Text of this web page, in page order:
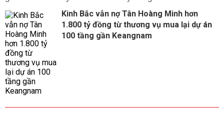
Kinh Bắc vẫn nợ Tân Hoàng Minh hơn
1.800 tỷ đồng từ thương vụ mua lại dự án
100 tầng gần Keangnam